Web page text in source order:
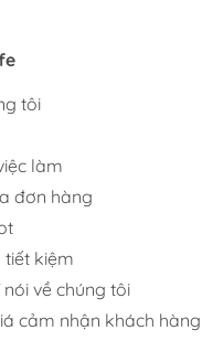
tôi
làm
đơn hàng
kiệm
nói về chúng tôi
cảm nhận khách hàng